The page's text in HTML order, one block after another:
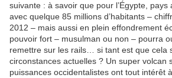
suivante : à savoir que pour l’Égypte,
avec quelque 85 millions d’habitants –
2012 – mais aussi en plein effondrement
pouvoir fort – musulman ou non – pourra
remettre sur les rails… si tant est que cela
circonstances actuelles ? Un super volcan
puissances occidentalistes ont tout intérêt